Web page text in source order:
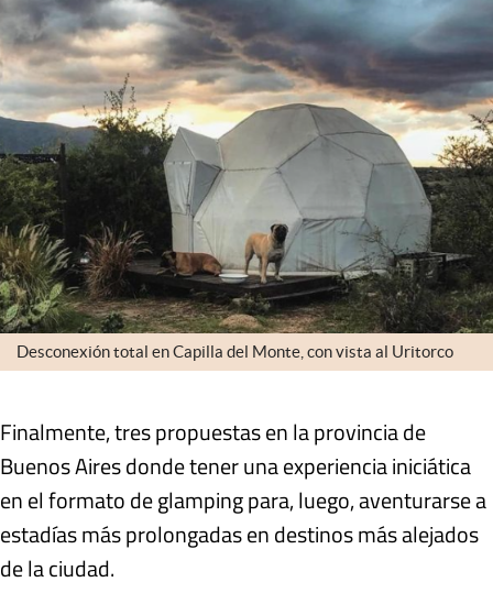
Desconexión total en Capilla del Monte, con vista al Uritorco
Finalmente,tres propuestas en la provincia de
Buenos Aires donde tener una experiencia iniciática
en el formato de glamping para, luego, aventurarse a
estadías más prolongadas en destinos más alejados
de la ciudad.